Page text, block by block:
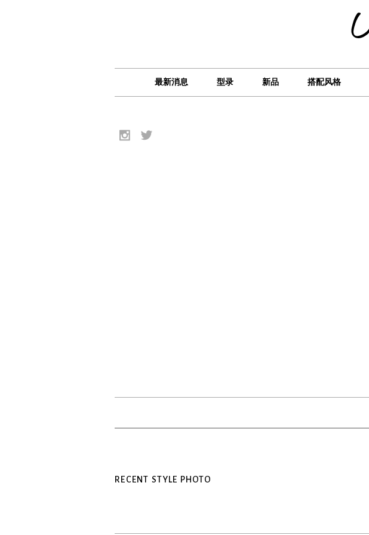
最新消息 型录 新品 搭配风格
RECENT STYLE PHOTO